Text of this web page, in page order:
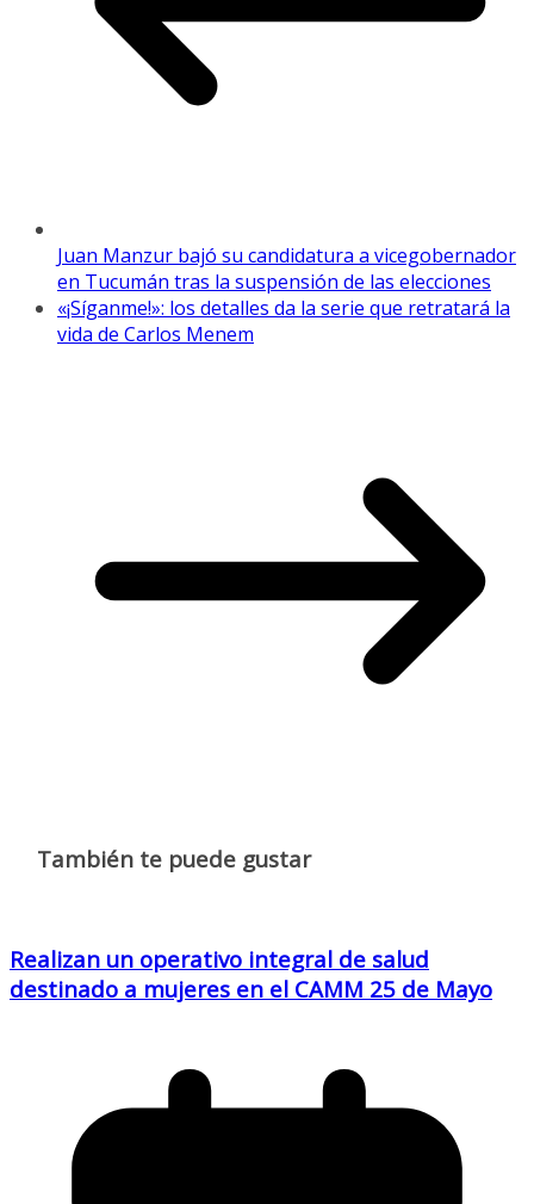
Juan Manzur bajó su candidatura a vicegobernador
en Tucumán tras la suspensión de las elecciones
«¡Síganme!»: los detalles da la serie que retratará la
vida de Carlos Menem
También te puede gustar
Realizan un operativo integral de salud
destinado a mujeres en el CAMM 25 de Mayo